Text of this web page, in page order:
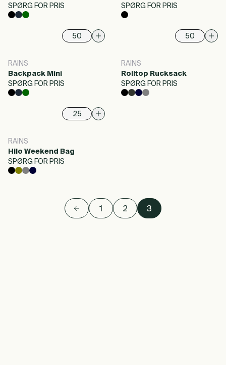
SPØRG FOR PRIS
SPØRG FOR PRIS
RAINS
Backpack Mini
SPØRG FOR PRIS
RAINS
Rolltop Rucksack
SPØRG FOR PRIS
RAINS
Hilo Weekend Bag
SPØRG FOR PRIS
1 2 3